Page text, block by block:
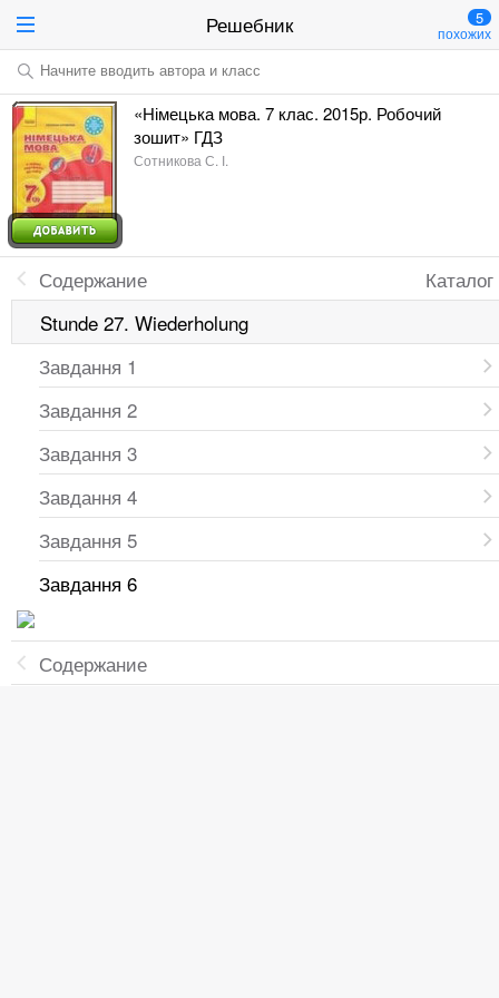
Решебник 5
похожих
Начните вводить автора и класс
«Німецька мова. 7 клас. 2015р. Робочий
зошит» ГДЗ
Сотникова С. І.
Каталог
Содержание
Stunde 27. Wiederholung
Завдання 1
Завдання 2
Завдання 3
Завдання 4
Завдання 5
Завдання 6
Содержание